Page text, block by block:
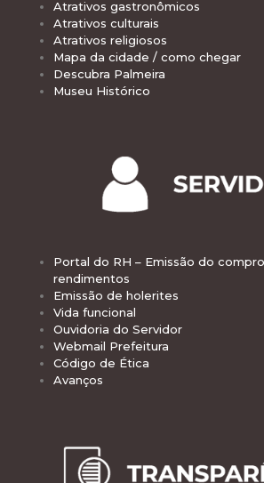
Atrativos gastronômicos
Atrativos culturais
Atrativos religiosos
Mapa da cidade / como chegar
Descubra Palmeira
Museu Histórico
Portal do RH – Emissão do
rendimentos
Emissão de holerites
Vida funcional
Ouvidoria do Servidor
Webmail Prefeitura
Código de Ética
Avanços